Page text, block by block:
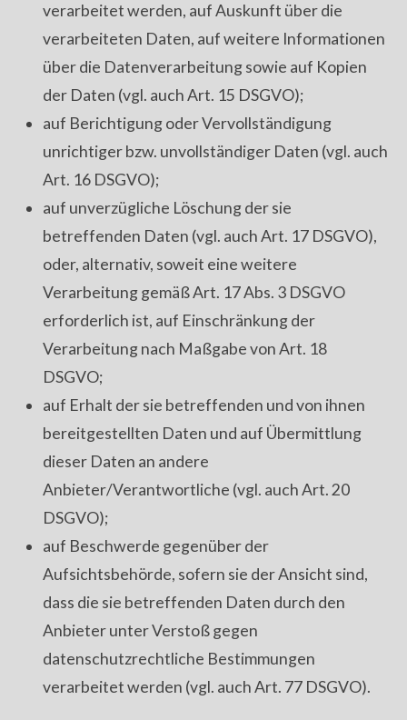
verarbeitet werden, auf Auskunft über die
verarbeiteten Daten, auf weitere Informationen
über die Datenverarbeitung sowie auf Kopien
der Daten (vgl. auch Art. 15 DSGVO);
auf Berichtigung oder Vervollständigung
unrichtiger bzw. unvollständiger Daten (vgl. auch
Art. 16 DSGVO);
auf unverzügliche Löschung der sie
betreffenden Daten (vgl. auch Art. 17 DSGVO),
oder, alternativ, soweit eine weitere
Verarbeitung gemäß Art. 17 Abs. 3 DSGVO
erforderlich ist, auf Einschränkung der
Verarbeitung nach Maßgabe von Art. 18
DSGVO;
auf Erhalt der sie betreffenden und von ihnen
bereitgestellten Daten und auf Übermittlung
dieser Daten an andere
Anbieter/Verantwortliche (vgl. auch Art. 20
DSGVO);
auf Beschwerde gegenüber der
Aufsichtsbehörde, sofern sie der Ansicht sind,
dass die sie betreffenden Daten durch den
Anbieter unter Verstoß gegen
datenschutzrechtliche Bestimmungen
verarbeitet werden (vgl. auch Art. 77 DSGVO).